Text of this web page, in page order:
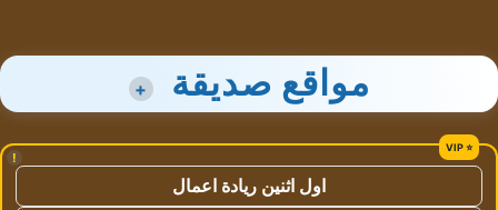
مواقع صديقة +
!
اول اثنين ريادة اعمال